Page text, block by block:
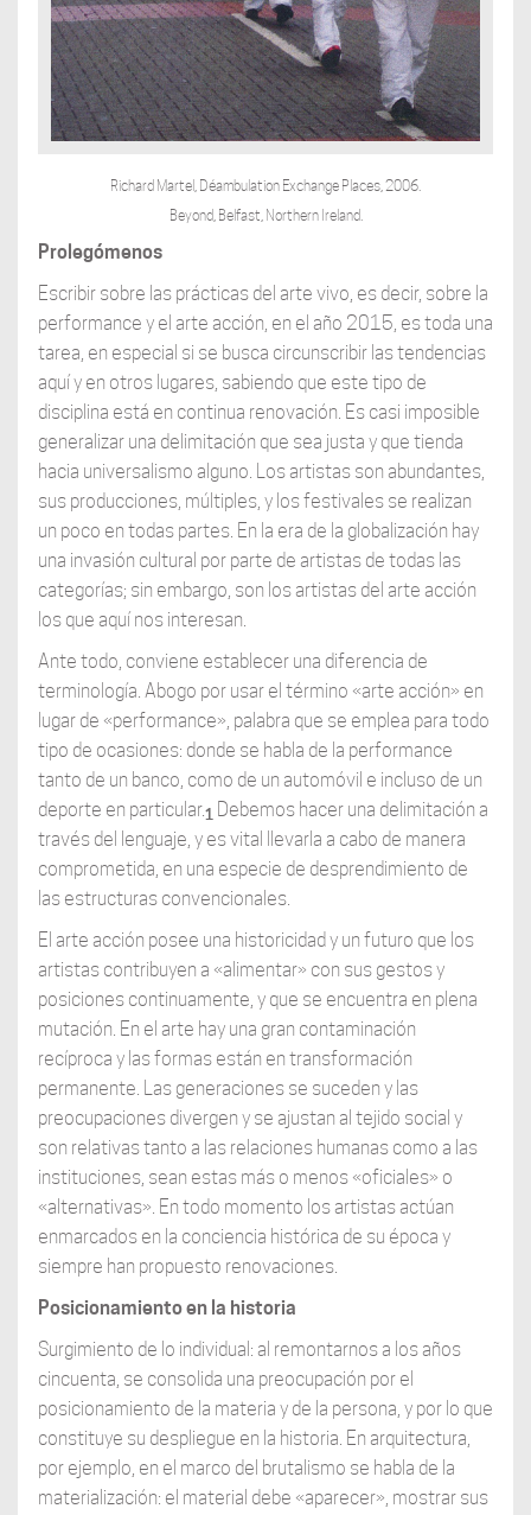
Richard Martel, Déambulation Exchange Places, 2006.
Beyond, Belfast, Northern Ireland.
Prolegómenos
Escribir sobre las prácticas del arte vivo, es decir, sobre la
performance y el arte acción, en el año 2015, es toda una
tarea, en especial si se busca circunscribir las tendencias
aquí y en otros lugares, sabiendo que este tipo de
disciplina está en continua renovación. Es casi imposible
generalizar una delimitación que sea justa y que tienda
hacia universalismo alguno. Los artistas son abundantes,
sus producciones, múltiples, y los festivales se realizan
un poco en todas partes. En la era de la globalización hay
una invasión cultural por parte de artistas de todas las
categorías; sin embargo, son los artistas del arte acción
los que aquí nos interesan.
Ante todo, conviene establecer una diferencia de
terminología. Abogo por usar el término «arte acción» en
lugar de «performance», palabra que se emplea para todo
tipo de ocasiones: donde se habla de la performance
tanto de un banco, como de un automóvil e incluso de un
deporte en particular.1 Debemos hacer una delimitación a
través del lenguaje, y es vital llevarla a cabo de manera
comprometida, en una especie de desprendimiento de
las estructuras convencionales.
El arte acción posee una historicidad y un futuro que los
artistas contribuyen a «alimentar» con sus gestos y
posiciones continuamente, y que se encuentra en plena
mutación. En el arte hay una gran contaminación
recíproca y las formas están en transformación
permanente. Las generaciones se suceden y las
preocupaciones divergen y se ajustan al tejido social y
son relativas tanto a las relaciones humanas como a las
instituciones, sean estas más o menos «oficiales» o
«alternativas». En todo momento los artistas actúan
enmarcados en la conciencia histórica de su época y
siempre han propuesto renovaciones.
Posicionamiento en la historia
Surgimiento de lo individual: al remontarnos a los años
cincuenta, se consolida una preocupación por el
posicionamiento de la materia y de la persona, y por lo que
constituye su despliegue en la historia. En arquitectura,
por ejemplo, en el marco del brutalismo se habla de la
materialización: el material debe «aparecer», mostrar sus